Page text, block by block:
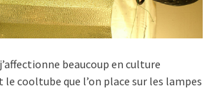
beaucoup en culture
le cooltube que l’on place sur les lampes